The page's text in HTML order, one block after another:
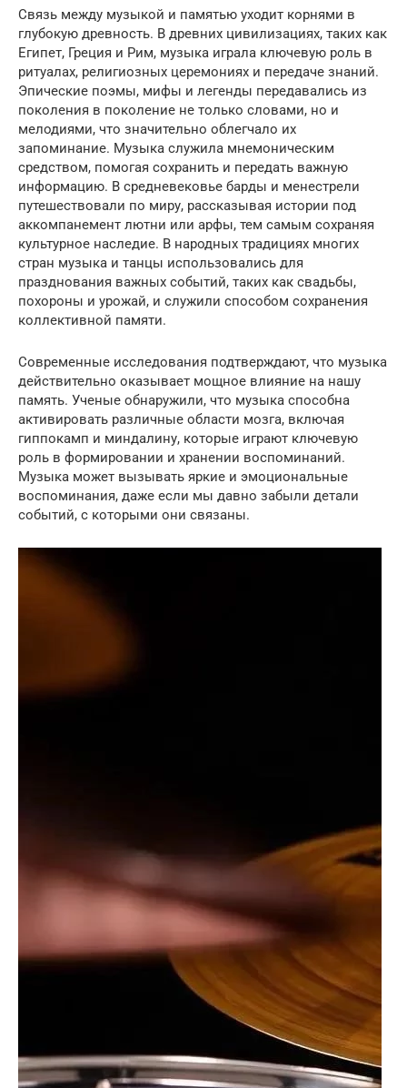
Связь между музыкой и памятью уходит корнями в
глубокую древность. В древних цивилизациях, таких как
Египет, Греция и Рим, музыка играла ключевую роль в
ритуалах, религиозных церемониях и передаче знаний.
Эпические поэмы, мифы и легенды передавались из
поколения в поколение не только словами, но и
мелодиями, что значительно облегчало их
запоминание. Музыка служила мнемоническим
средством, помогая сохранить и передать важную
информацию. В средневековье барды и менестрели
путешествовали по миру, рассказывая истории под
аккомпанемент лютни или арфы, тем самым сохраняя
культурное наследие. В народных традициях многих
стран музыка и танцы использовались для
празднования важных событий, таких как свадьбы,
похороны и урожай, и служили способом сохранения
коллективной памяти.
Современные исследования подтверждают, что музыка
действительно оказывает мощное влияние на нашу
память. Ученые обнаружили, что музыка способна
активировать различные области мозга, включая
гиппокамп и миндалину, которые играют ключевую
роль в формировании и хранении воспоминаний.
Музыка может вызывать яркие и эмоциональные
воспоминания, даже если мы давно забыли детали
событий, с которыми они связаны.